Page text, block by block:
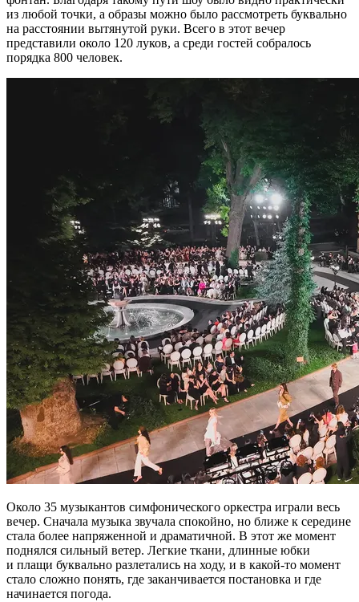
из любой точки, а образы можно было рассмотреть буквально
на расстоянии вытянутой руки. Всего в этот вечер
представили около 120 луков, а среди гостей собралось
порядка 800 человек.
Около 35 музыкантов симфонического оркестра играли весь
вечер. Сначала музыка звучала спокойно, но ближе к середине
стала более напряженной и драматичной. В этот же момент
поднялся сильный ветер. Легкие ткани, длинные юбки
и плащи буквально разлетались на ходу, и в какой-то момент
стало сложно понять, где заканчивается постановка и где
начинается погода.